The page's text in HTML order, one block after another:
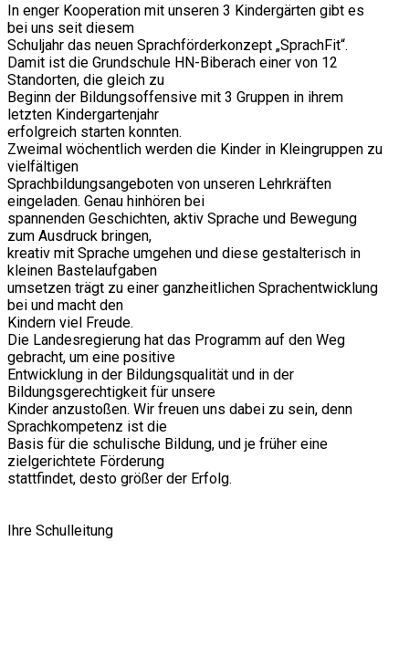
In enger Kooperation mit unseren 3 Kindergärten gibt es
bei uns seit diesem
Schuljahr das neuen Sprachförderkonzept „SprachFit“.
Damit ist die Grundschule HN-Biberach einer von 12
Standorten, die gleich zu
Beginn der Bildungsoffensive mit 3 Gruppen in ihrem
letzten Kindergartenjahr
erfolgreich starten konnten.
Zweimal wöchentlich werden die Kinder in Kleingruppen zu
vielfältigen
Sprachbildungsangeboten von unseren Lehrkräften
eingeladen. Genau hinhören bei
spannenden Geschichten, aktiv Sprache und Bewegung
zum Ausdruck bringen,
kreativ mit Sprache umgehen und diese gestalterisch in
kleinen Bastelaufgaben
umsetzen trägt zu einer ganzheitlichen Sprachentwicklung
bei und macht den
Kindern viel Freude.
Die Landesregierung hat das Programm auf den Weg
gebracht, um eine positive
Entwicklung in der Bildungsqualität und in der
Bildungsgerechtigkeit für unsere
Kinder anzustoßen. Wir freuen uns dabei zu sein, denn
Sprachkompetenz ist die
Basis für die schulische Bildung, und je früher eine
zielgerichtete Förderung
stattfindet, desto größer der Erfolg.
Ihre Schulleitung